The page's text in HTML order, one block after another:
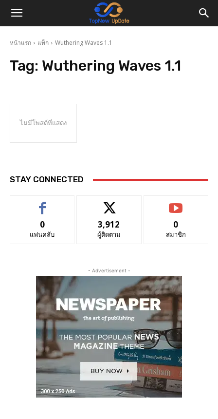
หน้าแรก แท็ก Wuthering Waves 1.1
Tag: Wuthering Waves 1.1
ไม่มีโพสต์ที่แสดง
STAY CONNECTED
0
แฟนคลับ
3,912
ผู้ติดตาม
0
สมาชิก
- Advertisement -